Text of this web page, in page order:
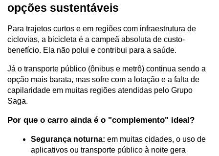
opções sustentáveis
Para trajetos curtos e em regiões com infraestrutura de
ciclovias, a bicicleta é a campeã absoluta de custo-
benefício. Ela não polui e contribui para a saúde.
Já o transporte público (ônibus e metrô) continua sendo a
opção mais barata, mas sofre com a lotação e a falta de
capilaridade em muitas regiões atendidas pelo Grupo
Saga.
Por que o carro ainda é o "complemento" ideal?
Segurança noturna: em muitas cidades, o uso de
aplicativos ou transporte público à noite gera